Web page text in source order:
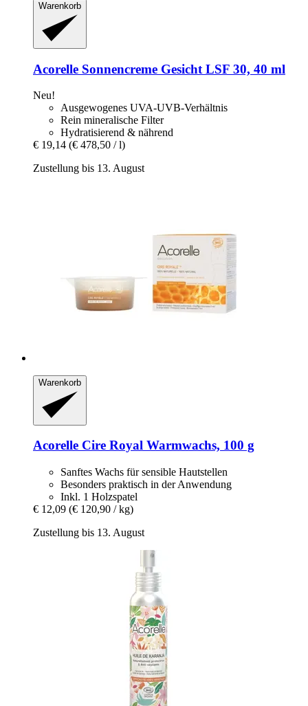
Warenkorb
Acorelle Sonnencreme Gesicht LSF 30, 40 ml
Neu!
Ausgewogenes UVA-UVB-Verhältnis
Rein mineralische Filter
Hydratisierend & nährend
€ 19,14 (€ 478,50 / l)
Zustellung bis 13. August
Warenkorb
Acorelle Cire Royal Warmwachs, 100 g
Sanftes Wachs für sensible Hautstellen
Besonders praktisch in der Anwendung
Inkl. 1 Holzspatel
€ 12,09 (€ 120,90 / kg)
Zustellung bis 13. August